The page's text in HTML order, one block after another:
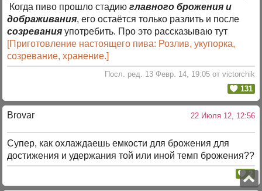
Когда пиво прошло стадиюглавного брожения и
дображивания, его остаётся только разлить и после
созревания употребить. Про это рассказываю тут
[Приготовление настоящего пива: Розлив, укупорка,
созревание, хранение.]
Посл. ред. 13 Февр. 14, 19:05 от victorchik
131
Brovar 22 Июля 12, 12:56
Супер, как охлаждаешь емкости для брожения для
достижения и удержания той или иной темп брожения??
2